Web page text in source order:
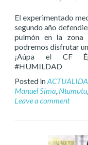
El experimentado
segundo año
pulmón en la zona
podremos disfrutar
¡Aúpa el CF
#HUMILDAD
Posted in
Manuel Sima, Ntumutu,
Leave a comment